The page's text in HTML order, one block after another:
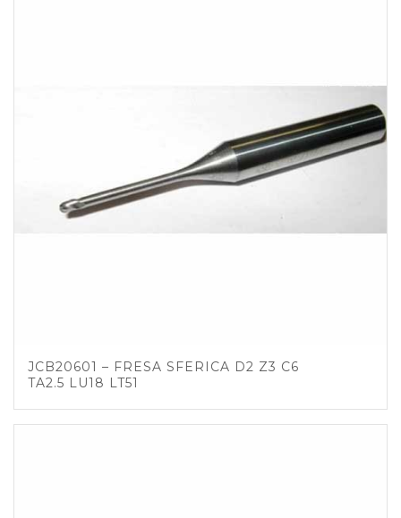
JCB20601 – FRESA SFERICA D2 Z3 C6
TA2.5 LU18 LT51